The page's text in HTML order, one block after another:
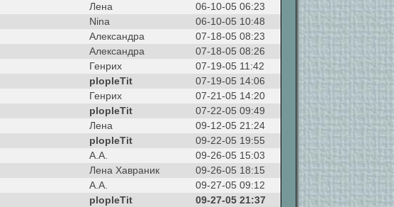
Лена
06-10-05 06:23
Nina
06-10-05 10:48
Александра
07-18-05 08:23
Александра
07-18-05 08:26
Генрих
07-19-05 11:42
plopleTit
07-19-05 14:06
Генрих
07-21-05 14:20
plopleTit
07-22-05 09:49
Лена
09-12-05 21:24
plopleTit
09-22-05 19:55
А.А.
09-26-05 15:03
Лена Хавраник
09-26-05 18:15
А.А.
09-27-05 09:12
plopleTit
09-27-05 21:37